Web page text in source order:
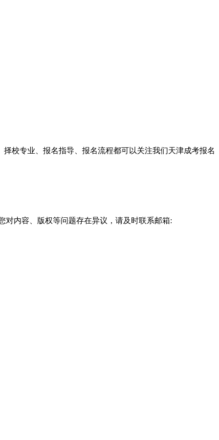
校专业、报名指导、报名流程都可以关注我们天津成考报名
对内容、版权等问题存在异议，请及时联系邮箱: